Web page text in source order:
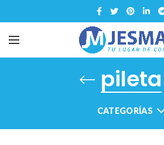
pileta
CATEGORÍAS